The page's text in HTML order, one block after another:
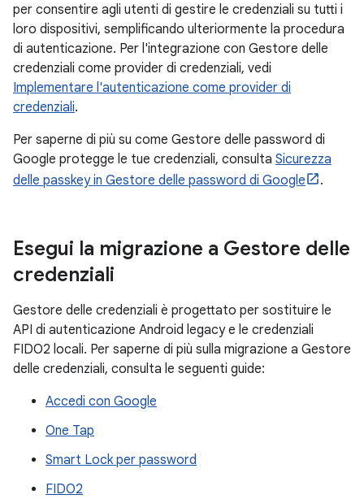
per consentire agli utenti di gestire le credenziali su tutti i
loro dispositivi, semplificando ulteriormente la procedura
di autenticazione. Per l'integrazione con Gestore delle
credenziali come provider di credenziali, vedi
Implementare l'autenticazione come provider di
credenziali.
Per saperne di più su come Gestore delle password di
Google protegge le tue credenziali, consulta Sicurezza
delle passkey in Gestore delle password di Google
.
Esegui la migrazione a Gestore delle
credenziali
Gestore delle credenziali è progettato per sostituire le
API di autenticazione Android legacy e le credenziali
FIDO2 locali. Per saperne di più sulla migrazione a Gestore
delle credenziali, consulta le seguenti guide:
Accedi con Google
One Tap
Smart Lock per password
FIDO2